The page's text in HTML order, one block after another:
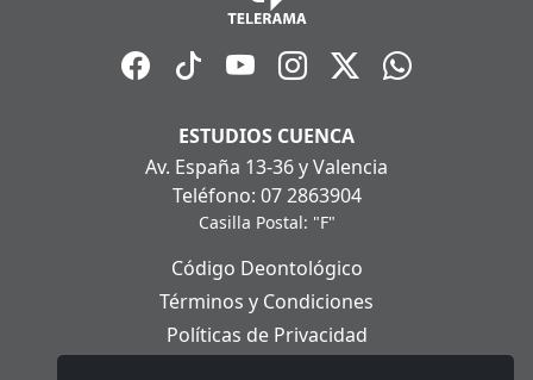
ESTUDIOS CUENCA
Av. España 13-36 y Valencia
Teléfono: 07 2863904
Casilla Postal: "F"
Código Deontológico
Términos y Condiciones
Políticas de Privacidad